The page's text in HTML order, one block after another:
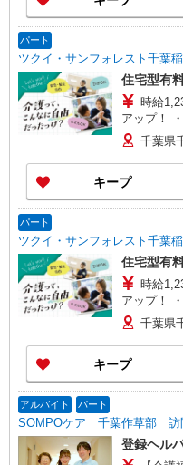
パート
ツクイ・サンフォレスト千葉
住宅型有
時給1,230円〜
アップ！
円/月（月
る
千葉県
キープ
パート
ツクイ・サンフォレスト千葉
住宅型有
時給1,230円〜
アップ！
験等による
千葉県
キープ
アルバイト パート
SOMPOケア 千葉作草部 訪
登録ヘル